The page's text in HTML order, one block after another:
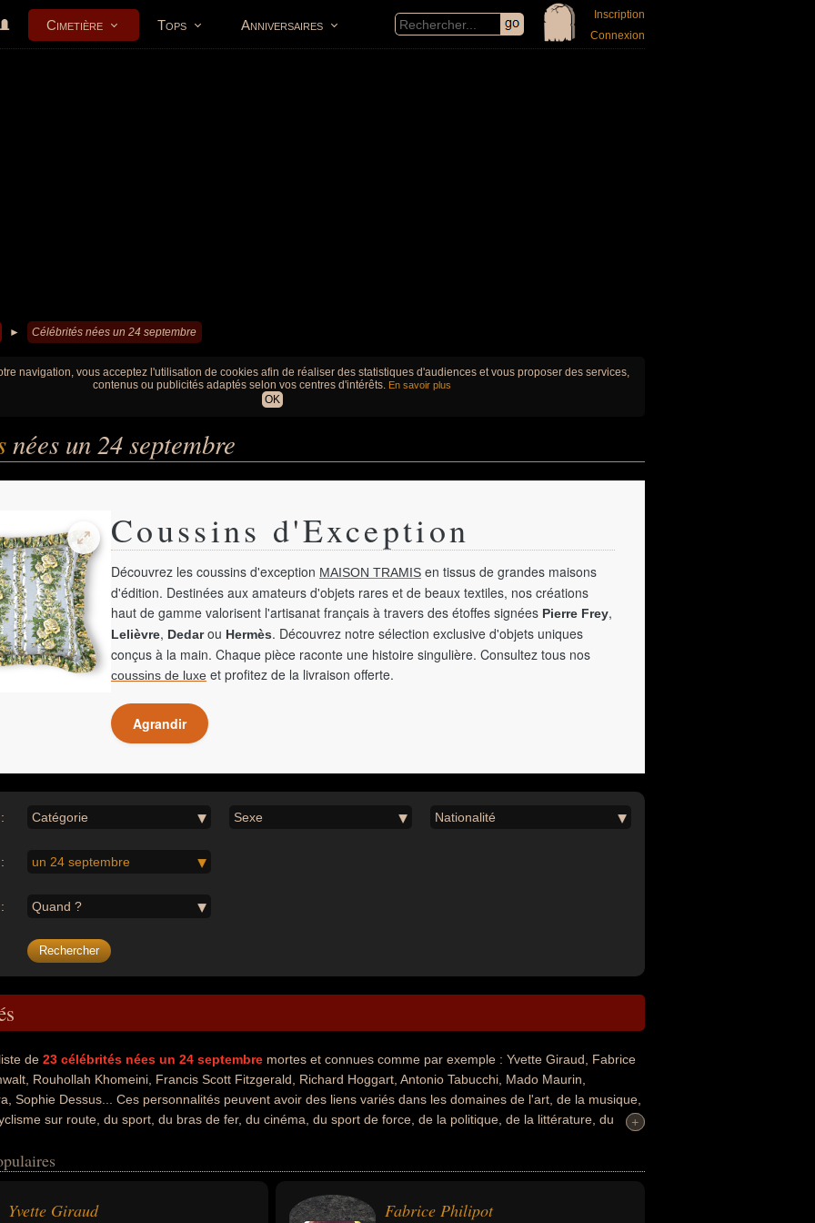
Cimetière Tops Anniversaires
Inscription
Connexion
► Célébrités nées un 24 septembre
navigation, vous acceptez l'utilisation de cookies afin de réaliser des statistiques d'audiences et vous proposer des services,
contenus ou publicités adaptés selon vos centres d'intérêts. En savoir plus
OK
nées un 24 septembre
Coussins d'Exception
Découvrez les coussins d'exception MAISON TRAMIS en tissus de grandes maisons
d'édition. Destinées aux amateurs d'objets rares et de beaux textiles, nos créations
haut de gamme valorisent l'artisanat français à travers des étoffes signées Pierre Frey,
Lelièvre, Dedarou Hermès. Découvrez notre sélection exclusive d'objets uniques
conçus à la main. Chaque pièce raconte une histoire singulière. Consultez tous nos
coussins de luxe et profitez de la livraison offerte.
Agrandir
Catégorie Sexe Nationalité
un 24 septembre
Quand ?
de 23 célébrités nées un 24 septembre mortes et connues comme par exemple : Yvette Giraud, Fabrice
Rouhollah Khomeini, Francis Scott Fitzgerald, Richard Hoggart, Antonio Tabucchi, Mado Maurin,
Sophie Dessus... Ces personnalités peuvent avoir des liens variés dans les domaines de l'art, de la musique,
sur route, du sport, du bras de fer, du cinéma, du sport de force, de la politique, de la littérature, du
coureur cycliste, sportif, acteur, pratiquant de bras de fer, cheikh, homme politique, religieux, écrivain,
avoir été francais, américain, iranien, anglais, italien ou japonais par exemple.
+
+
Yvette Giraud Fabrice Philipot